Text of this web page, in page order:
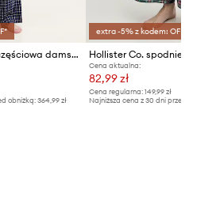
DKNY piżama dwuczęściowa damska z wiskozą
obniżką:364,99 zł
extra -5% z kodem: OFF*
Hollister Co. spodnie
Cena aktualna:
82,99 zł
Cena regularna: 149,99 zł
Najniższa cena z 30 dni przed obniżką: